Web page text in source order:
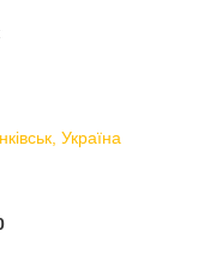
Україна